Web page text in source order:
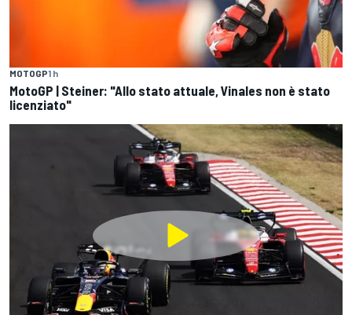
MOTOGP1 h
MotoGP | Steiner: "Allo stato attuale, Vinales non è stato
licenziato"